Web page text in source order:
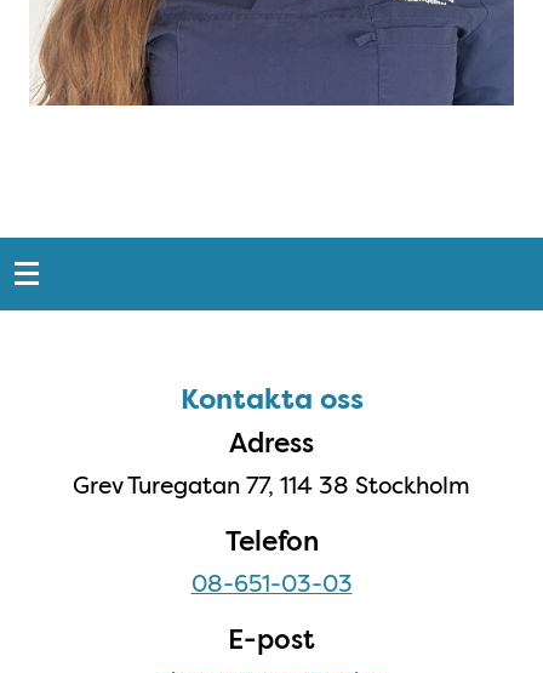
Snabblänkar
Kontakta ossKontakta oss
Adress
Grev Turegatan 77, 114 38 Stockholm
Telefon
08-651-03-03
E-post